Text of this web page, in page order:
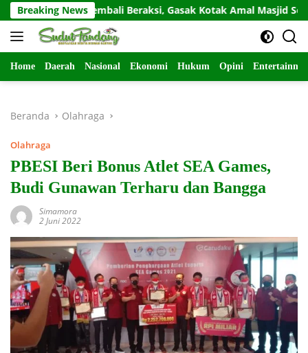
Langsung
ke
konten
Breaking News
Kembali Beraksi, Gasak Kotak Amal Masjid Sepi di
Home Daerah Nasional Ekonomi Hukum Opini
Beranda Olahraga
Olahraga
PBESI Beri Bonus Atlet SEA Games,
Budi Gunawan Terharu dan Bangga
Simamora
2 Juni 2022